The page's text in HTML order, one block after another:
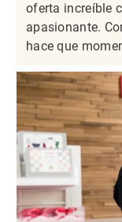
oferta increíble
apasionante.
hace que